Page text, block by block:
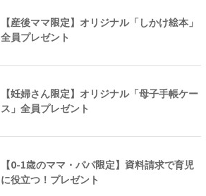
【産後ママ限定】オリジナル「しかけ絵本」
全員プレゼント
【妊婦さん限定】オリジナル「母子手帳ケー
ス」全員プレゼント
【0-1歳のママ・パパ限定】資料請求で育児
に役立つ！プレゼント